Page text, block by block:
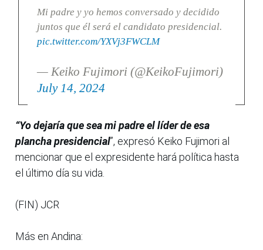
Mi padre y yo hemos conversado y decidido
juntos que él será el candidato presidencial.
pic.twitter.com/YXVj3FWCLM
— Keiko Fujimori (@KeikoFujimori)
July 14, 2024
“Yo dejaría que sea mi padre el líder de esa
plancha presidencial”, expresó Keiko Fujimori al
mencionar que el expresidente hará política hasta
el último día su vida.
(FIN) JCR
Más en Andina: